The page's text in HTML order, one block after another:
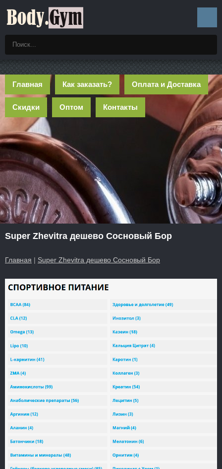
Главная Как заказать? Оплата и Доставка
Скидки Оптом Контакты
Super Zhevitra дешево Сосновый Бор
Главная | Super Zhevitra дешево Сосновый Бор